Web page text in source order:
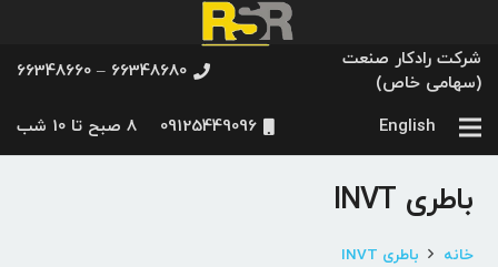
شرکت رادکار صنعت
(سهامی خاص)
66348680 – 66348660
English
09125449096 8 صبح تا 10 شب
باطری INVT
خانه باطری INVT